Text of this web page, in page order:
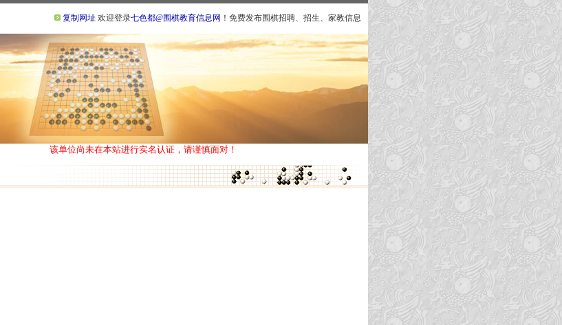
复制网址 欢迎登录七色都@围棋教育信息网 ！免费发布围棋招聘、招生、家教信息
该单位尚未在本站进行实名认证，请谨慎面对！